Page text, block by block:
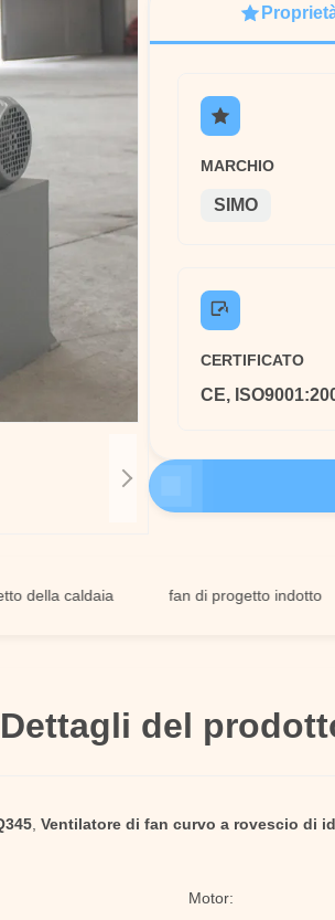
MARCHIO
SIMO
CERTIFICATO
CE,
caldaia fan di progetto indotto
Dettagli del
, Ventilatore di fan curvo a rovescio di
Motor: